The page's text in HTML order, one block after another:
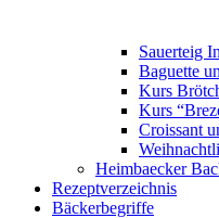
Sauerteig
Baguette
Kurs
Kurs
Croissant
Heimbaecker
Rezeptverzeichnis
Bäckerbegriffe